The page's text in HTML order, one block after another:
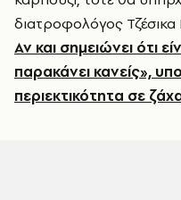
διατροφολόγος
Αν και σημειώνει ότι
παρακάνει κανείς»,
περιεκτικότητα σε